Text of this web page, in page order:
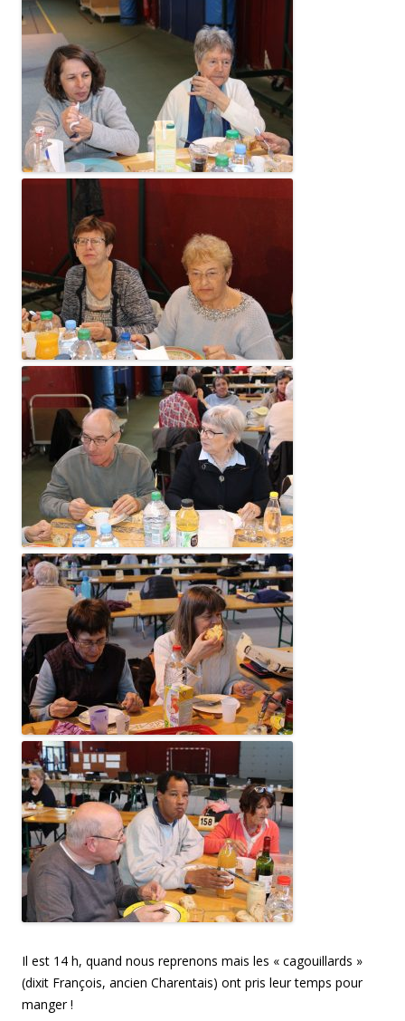
Il est 14 h, quand nous reprenons mais les « cagouillards »
(dixit François, ancien Charentais) ont pris leur temps pour
manger !